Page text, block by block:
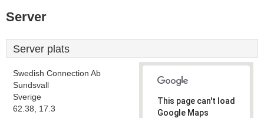
Server
Server plats
Swedish Connection Ab
Sundsvall
Sverige
62.38, 17.3
This page can't load
Google Maps